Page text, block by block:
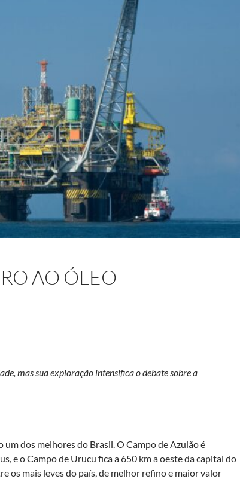
AO ÓLEO
mas sua exploração intensifica o debate sobre a
dos melhores do Brasil. O Campo de Azulão é
e o Campo de Urucu fica a 650 km a oeste da capital do
os mais leves do país, de melhor refino e maior valor